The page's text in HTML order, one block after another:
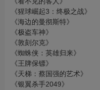
《猩球崛起3：终极之战》
《海边的曼彻斯特》
《极盗车神》
《敦刻尔克》
《蜘蛛侠：英雄归来》
《王牌保镖》
《天梯：蔡国强的艺术》
《银翼杀手2049》